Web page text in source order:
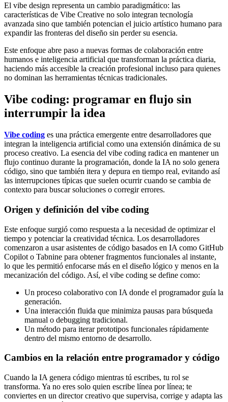
El vibe design representa un cambio paradigmático: las
características de Vibe Creative no solo integran tecnología
avanzada sino que también potencian el juicio artístico humano para
expandir las fronteras del diseño sin perder su esencia.
Este enfoque abre paso a nuevas formas de colaboración entre
humanos e inteligencia artificial que transforman la práctica diaria,
haciendo más accesible la creación profesional incluso para quienes
no dominan las herramientas técnicas tradicionales.
Vibe coding: programar en flujo sin
interrumpir la idea
Vibe coding es una práctica emergente entre desarrolladores que
integran la inteligencia artificial como una extensión dinámica de su
proceso creativo. La esencia del vibe coding radica en mantener un
flujo continuo durante la programación, donde la IA no solo genera
código, sino que también itera y depura en tiempo real, evitando así
las interrupciones típicas que suelen ocurrir cuando se cambia de
contexto para buscar soluciones o corregir errores.
Origen y definición del vibe coding
Este enfoque surgió como respuesta a la necesidad de optimizar el
tiempo y potenciar la creatividad técnica. Los desarrolladores
comenzaron a usar asistentes de código basados en IA como GitHub
Copilot o Tabnine para obtener fragmentos funcionales al instante,
lo que les permitió enfocarse más en el diseño lógico y menos en la
mecanización del código. Así, el vibe coding se define como:
Un proceso colaborativo con IA donde el programador guía la
generación.
Una interacción fluida que minimiza pausas para búsqueda
manual o debugging tradicional.
Un método para iterar prototipos funcionales rápidamente
dentro del mismo entorno de desarrollo.
Cambios en la relación entre programador y código
Cuando la IA genera código mientras tú escribes, tu rol se
transforma. Ya no eres solo quien escribe línea por línea; te
conviertes en un director creativo que supervisa, corrige y adapta las